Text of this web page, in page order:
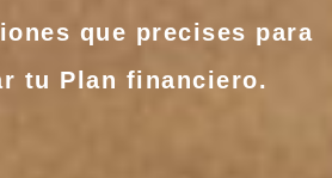
que precises para
tu Plan financiero.